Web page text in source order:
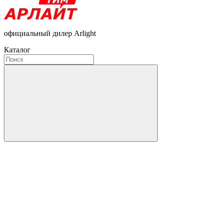
официальный дилер Arlight
Каталог